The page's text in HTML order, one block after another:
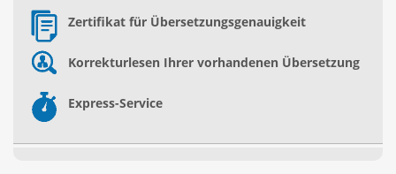
Zertifikat für Übersetzungsgenauigkeit
Korrekturlesen Ihrer vorhandenen Übersetzung
Express-Service